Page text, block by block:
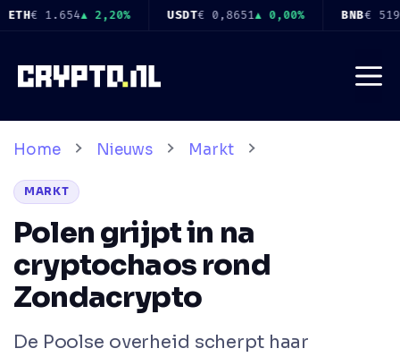
Ga
inhoud
▲ 0,00% BNB € 519▲ 1,60% USDC€ 0,8655▲ 0,00%
Home Nieuws Markt
MARKT
Polen grijpt in na
cryptochaos rond
Zondacrypto
De Poolse overheid scherpt haar